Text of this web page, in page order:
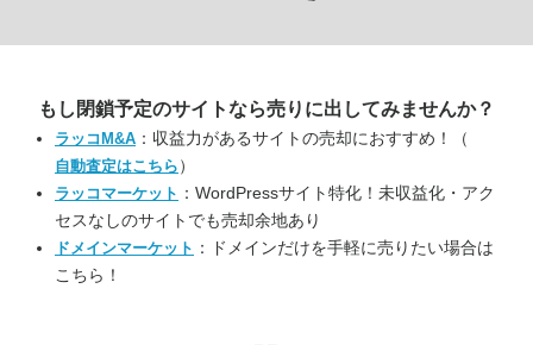
もし閉鎖予定のサイトなら売りに出してみませんか？
ラッコM&A ：収益力があるサイトの売却におすすめ！（
自動査定はこちら ）
ラッコマーケット ：WordPressサイト特化！未収益化・アク
セスなしのサイトでも売却余地あり
ドメインマーケット ：ドメインだけを手軽に売りたい場合は
こちら！